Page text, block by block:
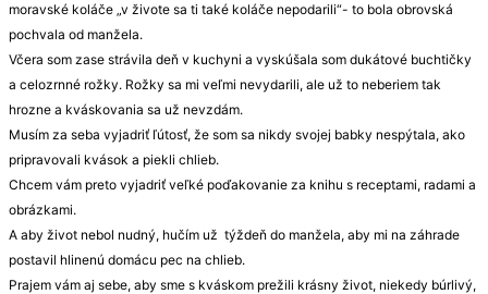
moravské koláče „v živote sa ti také koláče nepodarili“- to bola obrovská
pochvala od manžela.
Včera som zase strávila deň v kuchyni a vyskúšala som dukátové buchtičky
a celozrnné rožky. Rožky sa mi veľmi nevydarili, ale už to neberiem tak
hrozne a kváskovania sa už nevzdám.
Musím za seba vyjadriť ľútosť, že som sa nikdy svojej babky nespýtala, ako
pripravovali kvások a piekli chlieb.
Chcem vám preto vyjadriť veľké poďakovanie za knihu s receptami, radami a
obrázkami.
A aby život nebol nudný, hučím už týždeň do manžela, aby mi na záhrade
postavil hlinenú domácu pec na chlieb.
Prajem vám aj sebe, aby sme s kváskom prežili krásny život, niekedy búrlivý,